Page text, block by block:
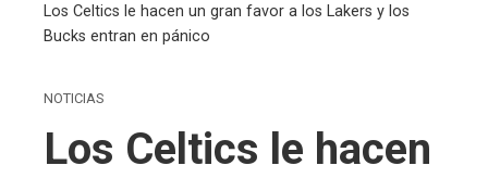
Los Celtics le hacen un gran favor a los Lakers y los
Bucks entran en pánico
NOTICIAS
Los Celtics le hacen